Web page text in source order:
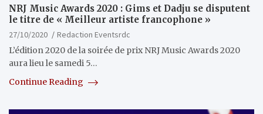
NRJ Music Awards 2020 : Gims et Dadju se disputent
le titre de « Meilleur artiste francophone »
27/10/2020
Redaction Eventsrdc
L’édition 2020 de la soirée de prix NRJ Music Awards 2020
aura lieu le samedi 5…
Continue Reading